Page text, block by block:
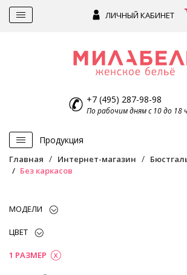
ЛИЧНЫЙ КАБИНЕТ
+7 (495) 287-98-98
По рабочим дням с 10 до 18
Продукция
Главная Интернет-магазин
Без каркасов
МОДЕЛИ
ЦВЕТ
1 РАЗМЕР